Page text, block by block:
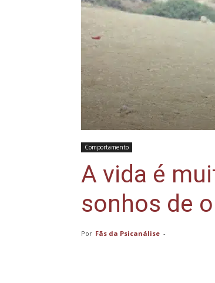
Comportamento
A vida é
sonhos de
Por Fãs da Psicanálise -